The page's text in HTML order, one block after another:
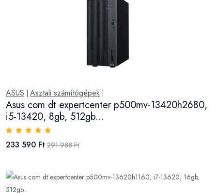
ASUS | Asztali számítógépek |
Asus com dt expertcenter p500mv-13420h2680,
i5-13420, 8gb, 512gb...
233 590 Ft 291 988 Ft